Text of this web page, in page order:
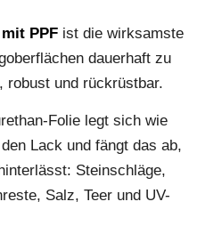
PPFist die wirksamste
dauerhaft zu
robust und rückrüstbar.
Folie legt sich wie
Lack und fängt das ab,
Steinschläge,
Salz, Teer und UV-